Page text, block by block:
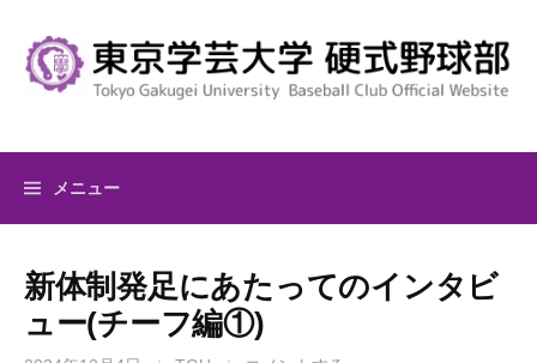
キ
メニュー
新体制発足にあたってのインタビ
ュー(チーフ編①)